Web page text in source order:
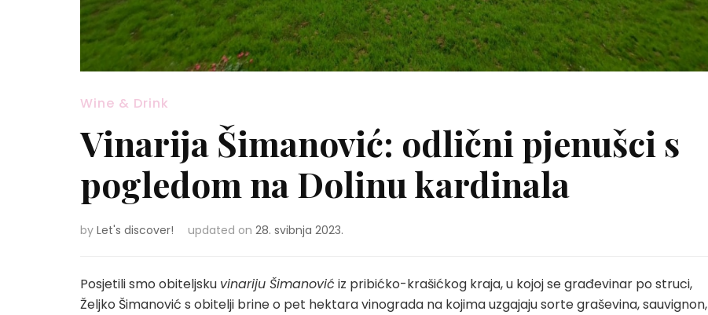
Wine & Drink
Vinarija Šimanović: odlični pjenušci s
pogledom na Dolinu kardinala
by Let's discover! updated on 28. svibnja 2023.
Posjetili smo obiteljsku vinariju Šimanovićiz pribićko-krašićkog kraja, u kojoj se građevinar po struci,
Željko Šimanović s obitelji brine o pet hektara vinograda na kojima uzgajaju sorte graševina, sauvignon,